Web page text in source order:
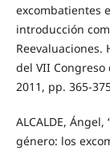
excombatientes
introducción
Reevaluaciones.
del VII Congreso
2011, pp. 365-
ALCALDE,
género: los